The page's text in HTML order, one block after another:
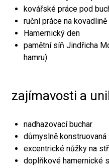
kovářské práce pod
ruční práce na kovadlině
Hamernický den
pamětní síň Jindřicha
hamru)
zajímavosti a
nadhazovací buchar
důmyslně
excentrické nůžky na
doplňkové hamernické